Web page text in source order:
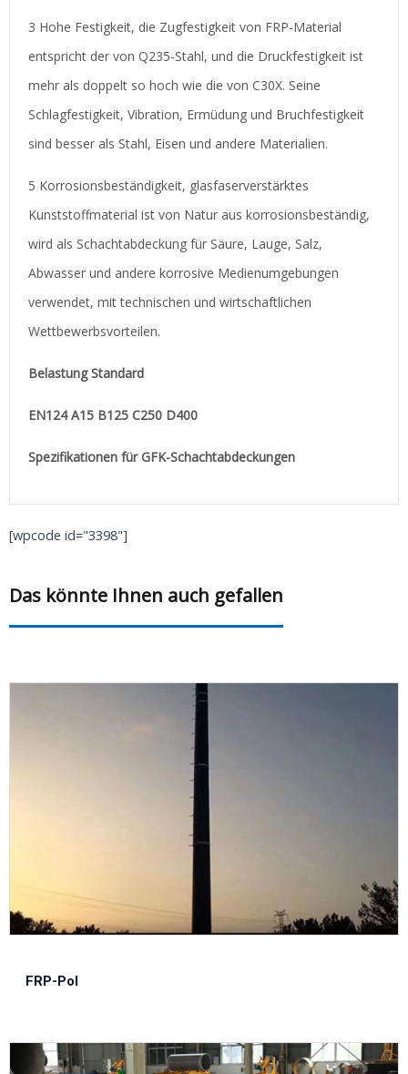
3 Hohe Festigkeit, die Zugfestigkeit von FRP-Material
entspricht der von Q235-Stahl, und die Druckfestigkeit ist
mehr als doppelt so hoch wie die von C30X. Seine
Schlagfestigkeit, Vibration, Ermüdung und Bruchfestigkeit
sind besser als Stahl, Eisen und andere Materialien.
5 Korrosionsbeständigkeit, glasfaserverstärktes
Kunststoffmaterial ist von Natur aus korrosionsbeständig,
wird als Schachtabdeckung für Säure, Lauge, Salz,
Abwasser und andere korrosive Medienumgebungen
verwendet, mit technischen und wirtschaftlichen
Wettbewerbsvorteilen.
Belastung Standard
EN124 A15 B125 C250 D400
Spezifikationen für GFK-Schachtabdeckungen
[wpcode id="3398"]
Das könnte Ihnen auch gefallen
FRP-Pol